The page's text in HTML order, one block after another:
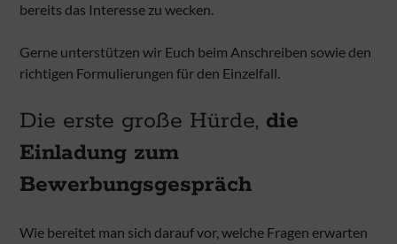
bereits das Interesse zu wecken.
Gerne unterstützen wir Euch beim Anschreiben sowie den
richtigen Formulierungen für den Einzelfall.
Die erste große Hürde, die
Einladung zum
Bewerbungsgespräch
Wie bereitet man sich darauf vor, welche Fragen erwarten